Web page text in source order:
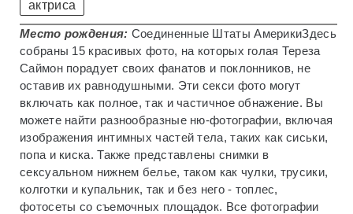
актриса
Место рождения: Соединенные Штаты АмерикиЗдесь
собраны 15 красивых фото, на которых голая Тереза ​​
Саймон порадует своих фанатов и поклонников, не
оставив их равнодушными. Эти секси фото могут
включать как полное, так и частичное обнажение. Вы
можете найти разнообразные ню-фотографии, включая
изображения интимных частей тела, таких как сиськи,
попа и киска. Также представлены снимки в
сексуальном нижнем белье, таком как чулки, трусики,
колготки и купальник, так и без него - топлес,
фотосеты со съемочных площадок. Все фотографии